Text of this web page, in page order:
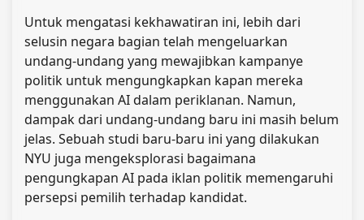
Untuk mengatasi kekhawatiran ini, lebih dari
selusin negara bagian telah mengeluarkan
undang-undang yang mewajibkan kampanye
politik untuk mengungkapkan kapan mereka
menggunakan AI dalam periklanan. Namun,
dampak dari undang-undang baru ini masih belum
jelas. Sebuah studi baru-baru ini yang dilakukan
NYU juga mengeksplorasi bagaimana
pengungkapan AI pada iklan politik memengaruhi
persepsi pemilih terhadap kandidat.